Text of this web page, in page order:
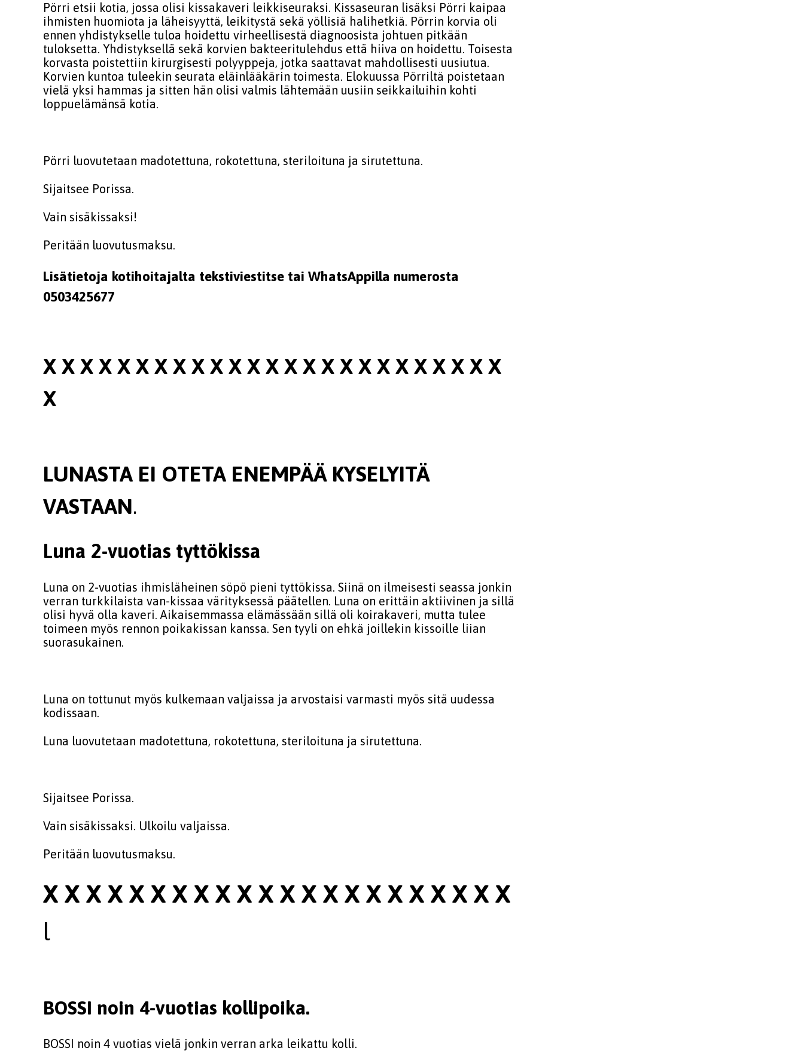
Pörri etsii kotia, jossa olisi kissakaveri leikkiseuraksi. Kissaseuran lisäksi Pörri kaipaa
ihmisten huomiota ja läheisyyttä, leikitystä sekä yöllisiä halihetkiä. Pörrin korvia oli
ennen yhdistykselle tuloa hoidettu virheellisestä diagnoosista johtuen pitkään
tuloksetta. Yhdistyksellä sekä korvien bakteeritulehdus että hiiva on hoidettu. Toisesta
korvasta poistettiin kirurgisesti polyyppeja, jotka saattavat mahdollisesti uusiutua.
Korvien kuntoa tuleekin seurata eläinlääkärin toimesta. Elokuussa Pörriltä poistetaan
vielä yksi hammas ja sitten hän olisi valmis lähtemään uusiin seikkailuihin kohti
loppuelämänsä kotia.
Pörri luovutetaan madotettuna, rokotettuna, steriloituna ja sirutettuna.
Sijaitsee Porissa.
Vain sisäkissaksi!
Peritään luovutusmaksu.
Lisätietoja kotihoitajalta tekstiviestitse tai WhatsAppilla numerosta
0503425677
X X X X X X X X X X X X X X X X X X X X X X X X X
X
LUNASTA EI OTETA ENEMPÄÄ KYSELYITÄ
VASTAAN.
Luna 2-vuotias tyttökissa
Luna on 2-vuotias ihmisläheinen söpö pieni tyttökissa. Siinä on ilmeisesti seassa jonkin
verran turkkilaista van-kissaa värityksessä päätellen. Luna on erittäin aktiivinen ja sillä
olisi hyvä olla kaveri. Aikaisemmassa elämässään sillä oli koirakaveri, mutta tulee
toimeen myös rennon poikakissan kanssa. Sen tyyli on ehkä joillekin kissoille liian
suorasukainen.
Luna on tottunut myös kulkemaan valjaissa ja arvostaisi varmasti myös sitä uudessa
kodissaan.
Luna luovutetaan madotettuna, rokotettuna, steriloituna ja sirutettuna.
Sijaitsee Porissa.
Vain sisäkissaksi. Ulkoilu valjaissa.
Peritään luovutusmaksu.
X X X X X X X X X X X X X X X X X X X X X X
l
BOSSI noin 4-vuotias kollipoika.
BOSSI noin 4 vuotias vielä jonkin verran arka leikattu kolli.